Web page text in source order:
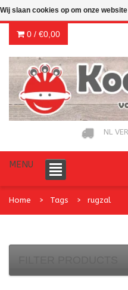
0 / €0,00
NL
MENU
Home Tags rugzal
Wij slaan cookies op om onze